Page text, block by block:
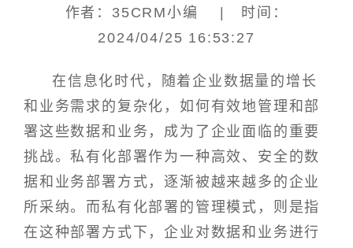
作者：35CRM小编 | 时间：
2024/04/25 16:53:27
在信息化时代，随着企业数据量的增长
和业务需求的复杂化，如何有效地管理和部
署这些数据和业务，成为了企业面临的重要
挑战。私有化部署作为一种高效、安全的数
据和业务部署方式，逐渐被越来越多的企业
所采纳。而私有化部署的管理模式，则是指
在这种部署方式下，企业对数据和业务进行